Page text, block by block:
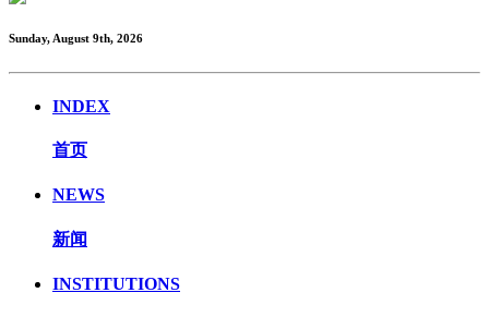
Sunday, August 9th, 2026
INDEX
首页
NEWS
新闻
INSTITUTIONS